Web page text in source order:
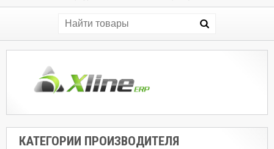
КАТЕГОРИИ ПРОИЗВОДИТЕЛЯ